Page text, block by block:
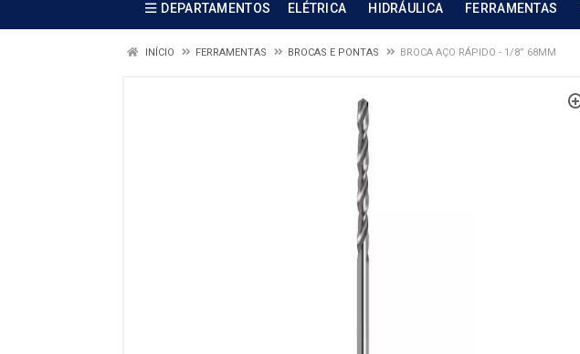
DEPARTAMENTOS ELÉTRICA HIDRÁULICA FERRAMENTAS
INÍCIO FERRAMENTAS BROCAS E PONTAS BROCA AÇO RÁPIDO - 1/8” 68MM